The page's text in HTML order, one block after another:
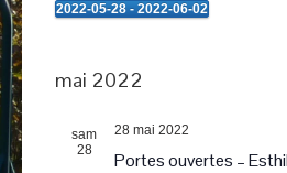
Évènements
2022-05-28 - 2022-06-02
mai 2022
sam
28
Portes ouvertes –
28 mai 2022